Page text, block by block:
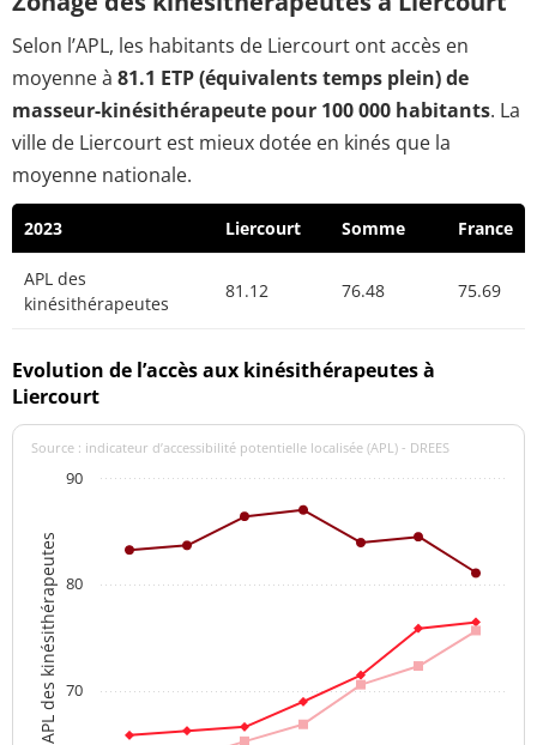
Selon l’APL, les habitants de Liercourt ont accès en
moyenne à 81.1 ETP (équivalents temps plein) de
masseur-kinésithérapeute pour 100 000 habitants. La
ville de Liercourt est mieux dotée en kinés que la
moyenne nationale.
2023 Liercourt Somme France
APL des
kinésithérapeutes
81.12 76.48 75.69
Evolution de l’accès aux kinésithérapeutes à
Liercourt
APL des kinésithérapeutes
Source : indicateur d’accessibilité potentielle localisée (APL) - DREES
70
80
90